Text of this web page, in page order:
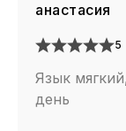
анастасия
5
Язык
день